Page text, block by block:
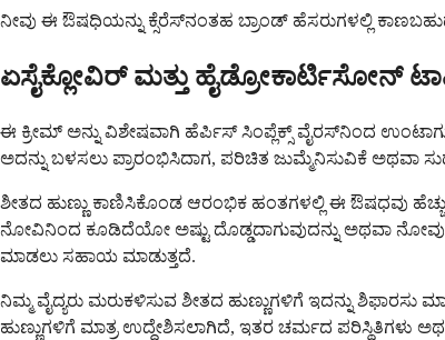
ನೀವು ಈ ಔಷಧಿಯನ್ನು ಕ್ಸೆರೆಸ್‌ನಂತಹ ಬ್ರಾಂಡ್ ಹೆಸರುಗಳಲ್ಲಿ
ಏಸೈಕ್ಲೋವಿರ್ ಮತ್ತು ಹೈಡ್ರೋಕಾರ್ಟಿಸೋನ್
ಈ ಕ್ರೀಮ್ ಅನ್ನು ವಿಶೇಷವಾಗಿ ಹೆರ್ಪಿಸ್ ಸಿಂಪ್ಲೆಕ್ಸ್ ವೈರಸ್‌ನಿಂದ
ಅದನ್ನು ಬಳಸಲು ಪ್ರಾರಂಭಿಸಿದಾಗ, ಪರಿಚಿತ ಜುಮ್ಮೆನಿಸುವಿಕೆ ಅಥವಾ
ಶೀತದ ಹುಣ್ಣು ಕಾಣಿಸಿಕೊಂಡ ಆರಂಭಿಕ ಹಂತಗಳಲ್ಲಿ ಈ ಔಷಧವು ಹೆಚ್ಚು
ನೋವಿನಿಂದ ಕೂಡಿದೆಯೋ ಅಷ್ಟು ದೊಡ್ಡದಾಗುವುದನ್ನು ಅಥವಾ
ಮಾಡಲು ಸಹಾಯ ಮಾಡುತ್ತದೆ.
ನಿಮ್ಮ ವೈದ್ಯರು ಮರುಕಳಿಸುವ ಶೀತದ ಹುಣ್ಣುಗಳಿಗೆ ಇದನ್ನು
ಹುಣ್ಣುಗಳಿಗೆ ಮಾತ್ರ ಉದ್ದೇಶಿಸಲಾಗಿದೆ, ಇತರ ಚರ್ಮದ ಪರಿಸ್ಥಿತಿಗಳು